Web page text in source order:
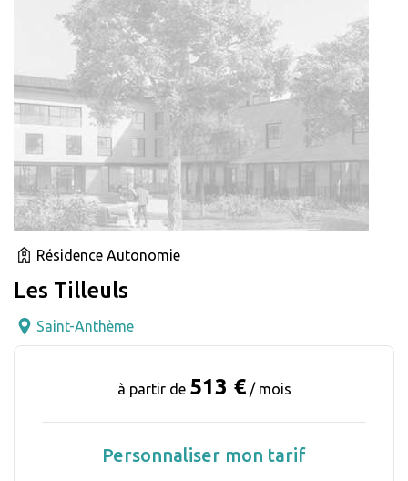
Résidence Autonomie
Les Tilleuls
Saint-Anthème
à partir de 513 € / mois
Personnaliser mon tarif